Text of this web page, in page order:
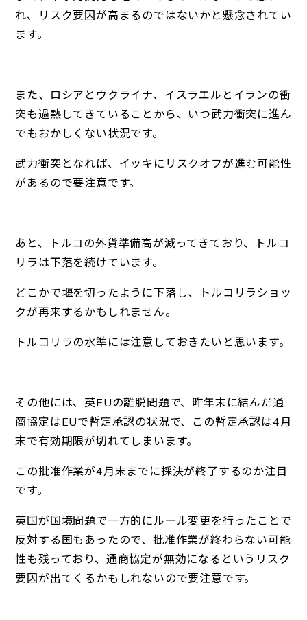
れ、リスク要因が高まるのではないかと懸念されてい
ます。
また、ロシアとウクライナ、イスラエルとイランの衝
突も過熱してきていることから、いつ武力衝突に進ん
でもおかしくない状況です。
武力衝突となれば、イッキにリスクオフが進む可能性
があるので要注意です。
あと、トルコの外貨準備高が減ってきており、トルコ
リラは下落を続けています。
どこかで堰を切ったように下落し、トルコリラショッ
クが再来するかもしれません。
トルコリラの水準には注意しておきたいと思います。
その他には、英EUの離脱問題で、昨年末に結んだ通
商協定はEUで暫定承認の状況で、この暫定承認は4月
末で有効期限が切れてしまいます。
この批准作業が4月末までに採決が終了するのか注目
です。
英国が国境問題で一方的にルール変更を行ったことで
反対する国もあったので、批准作業が終わらない可能
性も残っており、通商協定が無効になるというリスク
要因が出てくるかもしれないので要注意です。